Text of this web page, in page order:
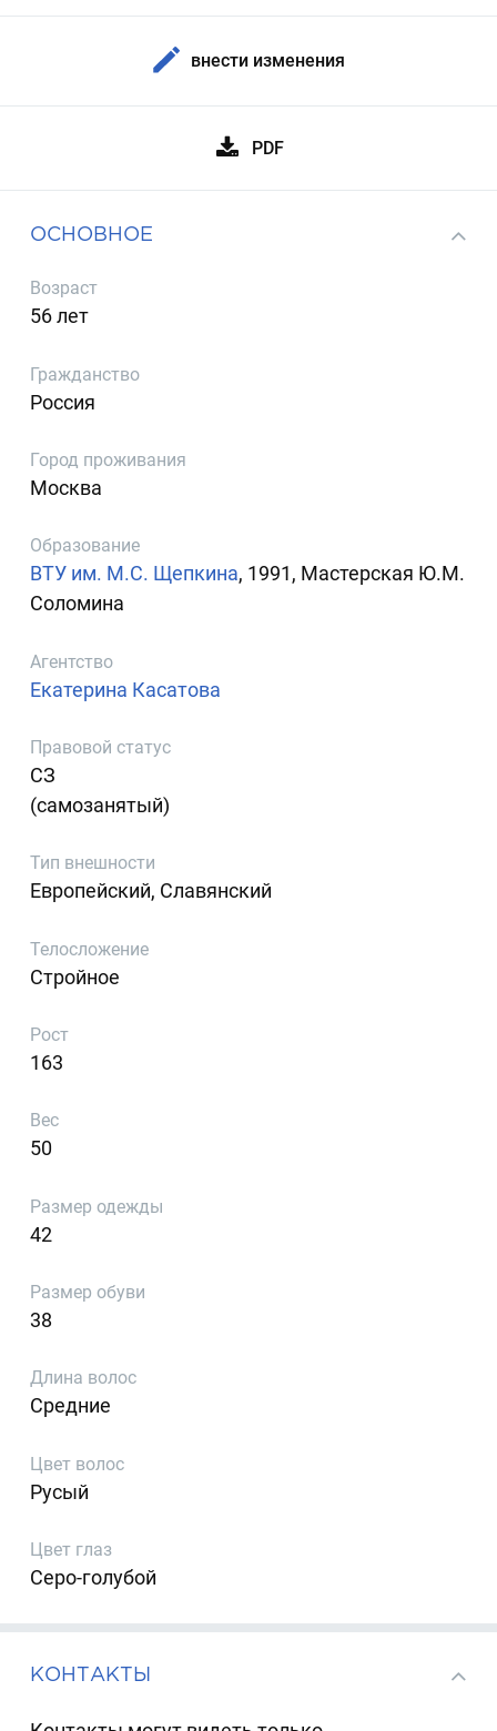
внести изменения
PDF
ОСНОВНОЕ
Возраст
56 лет
Гражданство
Россия
Город проживания
Москва
Образование
ВТУ им. М.С. Щепкина, 1991, Мастерская Ю.М.
Соломина
Агентство
Екатерина Касатова
Правовой статус
СЗ
(самозанятый)
Тип внешности
Европейский, Славянский
Телосложение
Стройное
Рост
163
Вес
50
Размер одежды
42
Размер обуви
38
Длина волос
Средние
Цвет волос
Русый
Цвет глаз
Серо-голубой
КОНТАКТЫ